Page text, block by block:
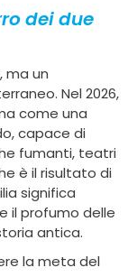
dei due
ma un
Nel 2026,
come una
capace di
fumanti, teatri
è il risultato di
significa
il profumo delle
antica.
la meta del